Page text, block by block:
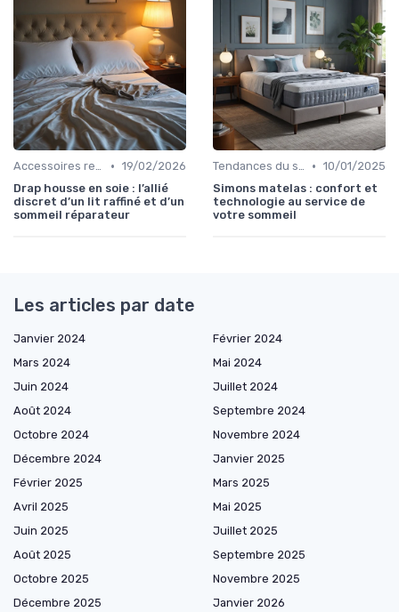
Accessoires recommandés • 19/02/2026
Drap housse en soie : l’allié
discret d’un lit raffiné et d’un
sommeil réparateur
Tendances du sommeil • 10/01/2025
Simons matelas : confort et
technologie au service de
votre sommeil
Les articles par date
Janvier 2024
Février 2024
Mars 2024
Mai 2024
Juin 2024
Juillet 2024
Août 2024
Septembre 2024
Octobre 2024
Novembre 2024
Décembre 2024
Janvier 2025
Février 2025
Mars 2025
Avril 2025
Mai 2025
Juin 2025
Juillet 2025
Août 2025
Septembre 2025
Octobre 2025
Novembre 2025
Décembre 2025
Janvier 2026